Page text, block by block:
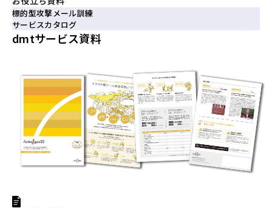
標的型攻撃メール訓練
サービスカタログ
dmtサービス資料